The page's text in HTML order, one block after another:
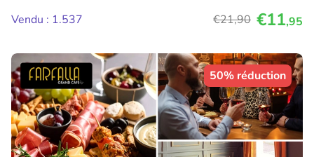
Vendu : 1.537
€21,90 €11,95
50% réduction